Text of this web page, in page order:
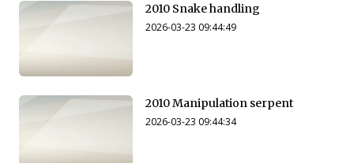
2010 Snake handling
2026-03-23 09:44:49
2010 Manipulation serpent
2026-03-23 09:44:34